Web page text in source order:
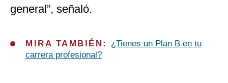
general”, señaló.
MIRA TAMBIÉN: ¿Tienes un Plan B en tu
carrera profesional?